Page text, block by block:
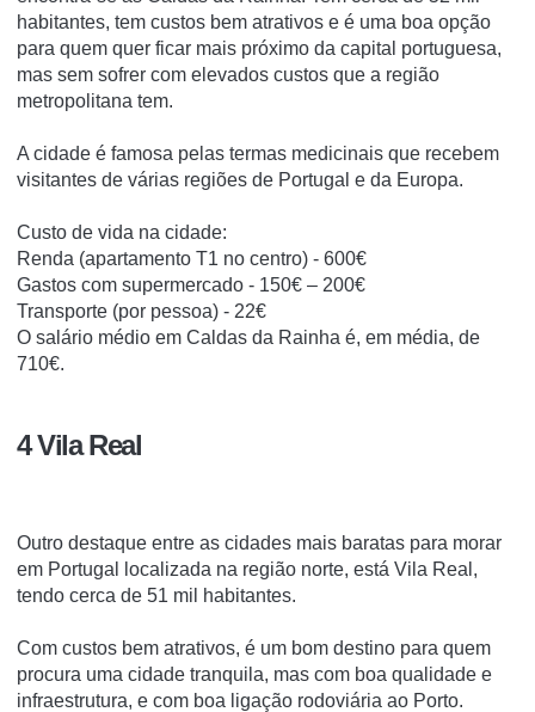
habitantes, tem custos bem atrativos e é uma boa opção
para quem quer ficar mais próximo da capital portuguesa,
mas sem sofrer com elevados custos que a região
metropolitana tem.
A cidade é famosa pelas termas medicinais que recebem
visitantes de várias regiões de Portugal e da Europa.
Custo de vida na cidade:
Renda (apartamento T1 no centro) - 600€
Gastos com supermercado - 150€ – 200€
Transporte (por pessoa) - 22€
O salário médio em Caldas da Rainha é, em média, de
710€.
4 Vila Real
Outro destaque entre as cidades mais baratas para morar
em Portugal localizada na região norte, está Vila Real,
tendo cerca de 51 mil habitantes.
Com custos bem atrativos, é um bom destino para quem
procura uma cidade tranquila, mas com boa qualidade e
infraestrutura, e com boa ligação rodoviária ao Porto.